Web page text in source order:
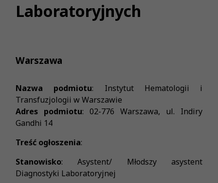
Laboratoryjnych
Warszawa
Nazwa podmiotu: Instytut Hematologii i
Transfuzjologii w Warszawie
Adres podmiotu: 02-776 Warszawa, ul. Indiry
Gandhi 14
Treść ogłoszenia:
Stanowisko: Asystent/ Młodszy asystent
Diagnostyki Laboratoryjnej